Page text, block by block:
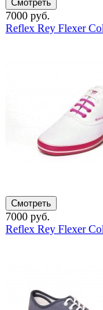
Смотреть
7000 руб.
Reflex Rey Flexer
Смотреть
7000 руб.
Reflex Rey Flexer